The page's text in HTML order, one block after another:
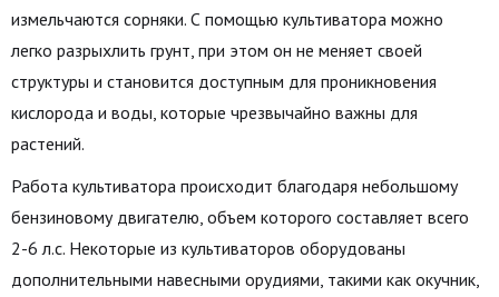
измельчаются сорняки. С помощью культиватора можно
легко разрыхлить грунт, при этом он не меняет своей
структуры и становится доступным для проникновения
кислорода и воды, которые чрезвычайно важны для
растений.
Работа культиватора происходит благодаря небольшому
бензиновому двигателю, объем которого составляет всего
2-6 л.с. Некоторые из культиваторов оборудованы
дополнительными навесными орудиями, такими как окучник,